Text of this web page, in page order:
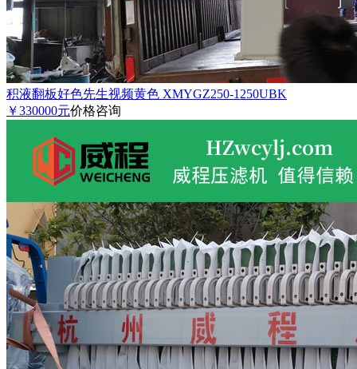
积液翻板好色先生视频黄色 XMYGZ250-1250UBK
￥330000元价格咨询